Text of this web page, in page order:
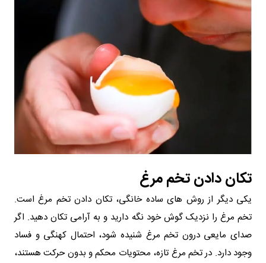
تکان دادن تخم مرغ
یکی دیگر از روش‌ های ساده خانگی، تکان دادن تخم مرغ است.
تخم مرغ را نزدیک گوش خود نگه دارید و به آرامی تکان دهید. اگر
صدای مایعی درون تخم مرغ شنیده شود، احتمال کهنگی و فساد
وجود دارد. در تخم مرغ تازه، محتویات محکم و بدون حرکت هستند،